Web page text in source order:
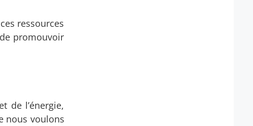
ressources
promouvoir
de l’énergie,
nous voulons